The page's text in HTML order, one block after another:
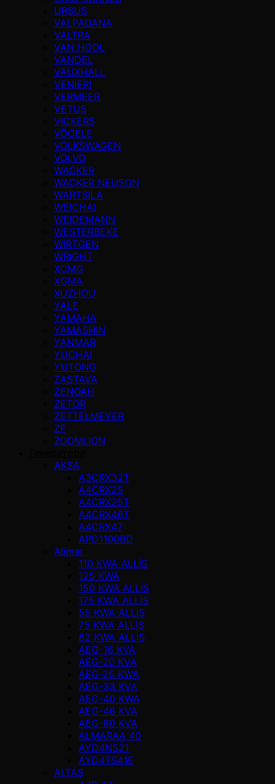
URSUS
VALPADANA
VALTRA
VAN HOOL
VANDEL
VAUXHALL
VENIERI
VERMEER
VETUS
VICKERS
VÖGELE
VOLKSWAGEN
VOLVO
WACKER
WACKER NEUSON
WARTSILA
WEICHAI
WEIDEMANN
WESTERBEKE
WIRTGEN
WRIGHT
XCMG
XGMA
XUZHOU
YALE
YAMAHA
YAMASHIN
YANMAR
YUCHAI
YUTONG
ZASTAVA
ZENOAH
ZETOR
ZETTELMEYER
ZF
ZOOMLION
AKSA
A3CRX32T
A4CRX25
A4CRX25T
A4CRX46T
A4CRX47
APD1100BD
Alimar
110 KWA ALLİS
125 KWA
150 KWA ALLİS
175 KWA ALLİS
55 KWA ALLİS
75 KWA ALLİS
82 KWA ALLİS
AEG-16 KVA
AEG-20 KVA
AEG-25 KWA
AEG-33 KVA
AEG-40 KWA
AEG-46 KVA
AEG-60 KVA
ALMARAA 40
AYD4NS21
AYD4TS41E
ALTAŞ